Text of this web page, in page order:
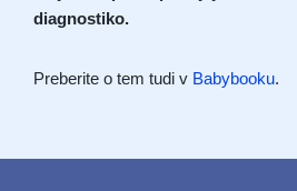
diagnostiko.
Preberite o tem tudi v Babybooku.